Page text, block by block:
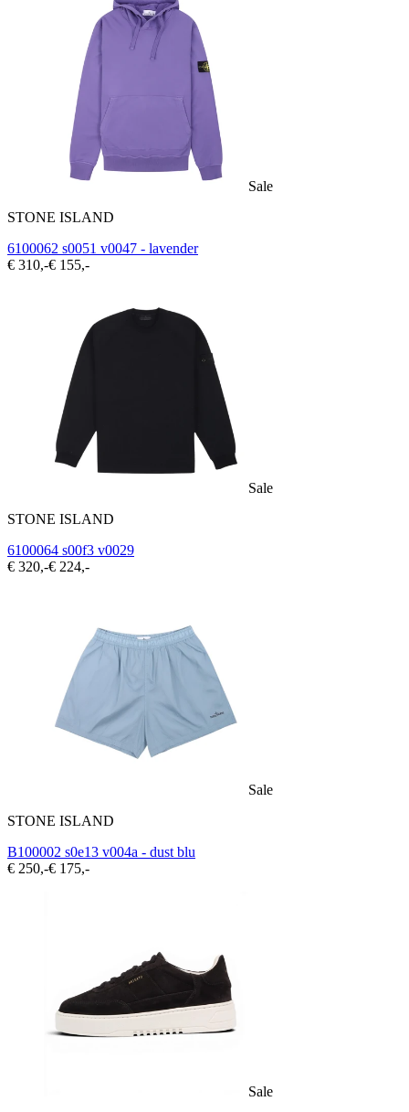
Sale
STONE ISLAND
6100062 s0051 v0047 - lavender
€ 310,-€ 155,-
Sale
STONE ISLAND
6100064 s00f3 v0029
€ 320,-€ 224,-
Sale
STONE ISLAND
B100002 s0e13 v004a - dust blu
€ 250,-€ 175,-
Sale